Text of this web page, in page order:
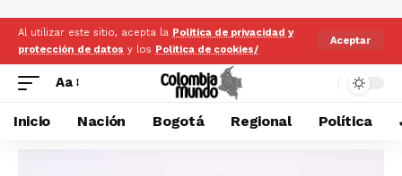
Al utilizar este sitio, acepta la Politica de privacidad y
protección de datos y los Politica de cookies/
Aceptar
Aa
Inicio Nación Bogotá Regional Política